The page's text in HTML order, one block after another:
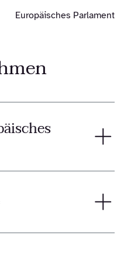
Europäisches Parlament